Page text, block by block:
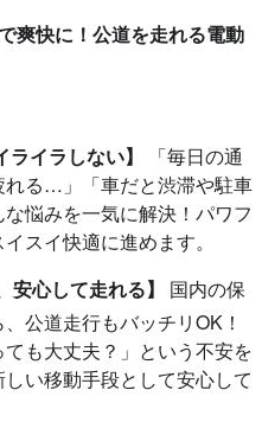
爽快に！公道を走れる電動
ライラしない】
「毎日の通
る…」「車だと渋滞や駐車
悩みを一気に解決！パワフ
スイ快適に進めます。
安心して走れる】
国内の保
公道走行もバッチリOK！
ても大丈夫？」という不安を
い移動手段として安心して